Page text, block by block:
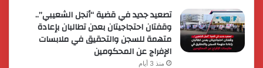
تصعيد جديد في قضية “أنجل الشعيبي”..
وقفتان احتجاجيتان بعدن تطالبان بإعادة
متهمة للسجن والتحقيق في ملابسات
الإفراج عن المحكومين
منذ 3 أيام